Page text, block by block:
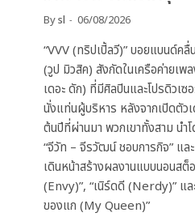
Bysl 06/08/2026
“VVV (ทริปเปิ้ลวี)” บอยแบนด์
(วูป มิวสิค) สังกัดในเครือค่ายเ
เดอะ ดัก) ที่มีศิลปินและโปรดิวเ
นั่งแท่นผู้บริหาร หลังจากเปิดตัวเ
ต้นปีที่ผ่านมา พวกเขาทั้งสาม นำ
“จีวัท – จีรวัฒน์ ชอบการกิจ” แล
เดินหน้าสร้างผลงานแบบนอนสต็
(Envy)”, “เนิร์ดดี (Nerdy)” แล
ของแก (My Queen)”